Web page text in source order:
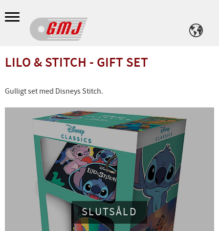
Meny
LILO & STITCH - GIFT SET
Gulligt set med Disneys Stitch.
SLUTSÅLD